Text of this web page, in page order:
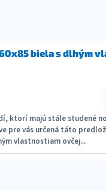
biela s dlhým
ktorí majú stále studené
pre vás určená táto
vlastnostiam ovčej...